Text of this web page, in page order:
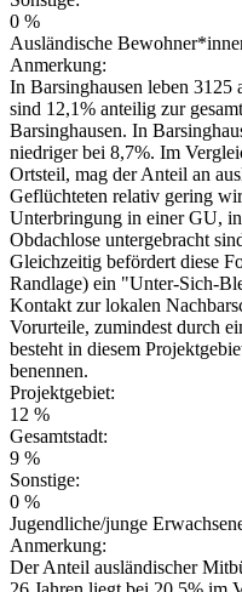
0 %
Ausländische
Anmerkung:
In Barsinghausen leben
sind 12,1% anteilig zur
Barsinghausen. In
niedriger bei 8,7%. Im
Ortsteil, mag der Anteil an
Geflüchteten relativ gering
Unterbringung in einer GU,
Obdachlose untergebracht
Gleichzeitig befördert diese
Randlage) ein "Unter-Sich-
Kontakt zur lokalen
Vorurteile, zumindest durch
besteht in diesem
benennen.
Projektgebiet:
12 %
Gesamtstadt:
9 %
Sonstige:
0 %
Jugendliche/junge
Anmerkung:
Der Anteil ausländischer